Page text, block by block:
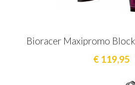
Bioracer Maxipromo
€ 119,95